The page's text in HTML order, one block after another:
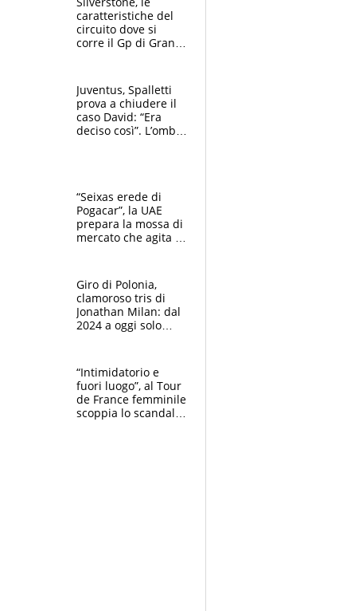
caratteristiche del
circuito dove si
corre il Gp di Gran
Juventus, Spalletti
prova a chiudere il
caso David: “Era
deciso così”. L’ombra
“Seixas erede di
Pogacar”, la UAE
prepara la mossa di
mercato che agita la
a Burgos
Giro di Polonia,
clamoroso tris di
Jonathan Milan: dal
2024 a oggi solo
e Skerl
“Intimidatorio e
fuori luogo”, al Tour
de France femminile
scoppia lo scandalo: